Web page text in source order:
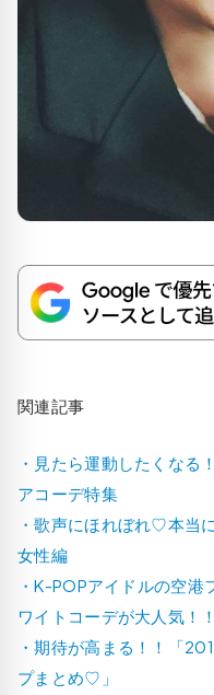
関連記事
・見たら運動したくなる
アコーデ特集
・歌声にほれぼれ♡本当
女性編
・K-POPアイドルの空
ワイトコーデが大人気！！
・期待が高まる！！「
プまとめ♡」